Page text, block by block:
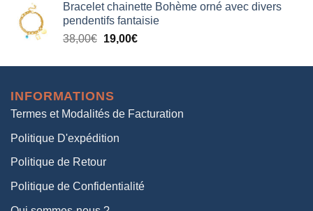
initial
était :
38,00€.
actuel
est :
19,00€.
Bracelet chainette Bohème orné avec divers
pendentifs fantaisie
38,00€ Le
initial
38,00€.
19,00€Le
actuel
INFORMATIONS
Termes et Modalités de Facturation
Politique D'expédition
Politique de Retour
Politique de Confidentialité